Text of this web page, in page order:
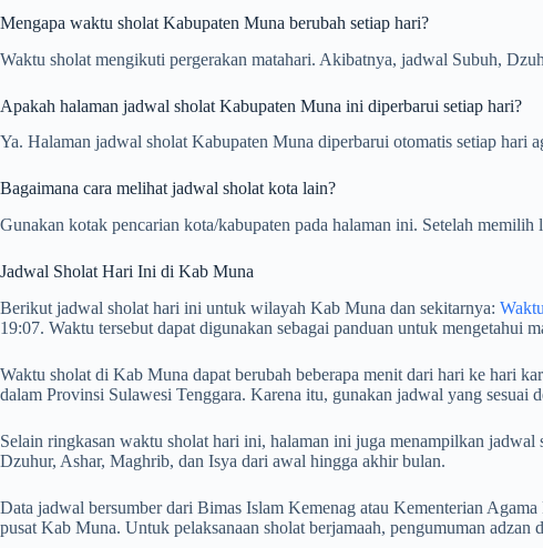
Mengapa waktu sholat Kabupaten Muna berubah setiap hari?
Waktu sholat mengikuti pergerakan matahari. Akibatnya, jadwal Subuh,
Apakah halaman jadwal sholat Kabupaten Muna ini diperbarui setiap hari?
Ya. Halaman jadwal sholat Kabupaten Muna diperbarui otomatis setiap hari
Bagaimana cara melihat jadwal sholat kota lain?
Gunakan kotak pencarian kota/kabupaten pada halaman ini. Setelah
Jadwal Sholat Hari Ini di Kab Muna
Berikut jadwal sholat hari ini untuk wilayah Kab Muna dan sekitarnya:
19:07. Waktu tersebut dapat digunakan sebagai panduan untuk mengetahui
Waktu sholat di Kab Muna dapat berubah beberapa menit dari hari ke hari
dalam Provinsi Sulawesi Tenggara. Karena itu, gunakan jadwal yang sesuai
Selain ringkasan waktu sholat hari ini, halaman ini juga menampilkan
Dzuhur, Ashar, Maghrib, dan Isya dari awal hingga akhir bulan.
Data jadwal bersumber dari Bimas Islam Kemenag atau Kementerian
pusat Kab Muna. Untuk pelaksanaan sholat berjamaah, pengumuman